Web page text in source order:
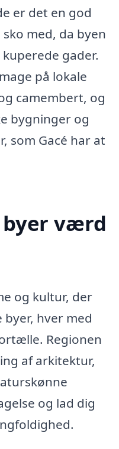
er det en god
med, da byen
gader.
på lokale
camembert, og
bygninger og
som Gacé har at
værd
og kultur, der
hver med
Regionen
af arkitektur,
og lad dig